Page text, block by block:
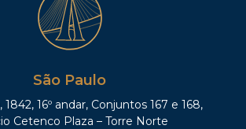
São Paulo
1842, 16º andar, Conjuntos 167 e 168,
Cetenco Plaza – Torre Norte